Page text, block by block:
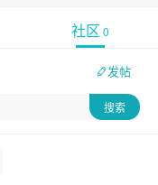
社区 0
发帖